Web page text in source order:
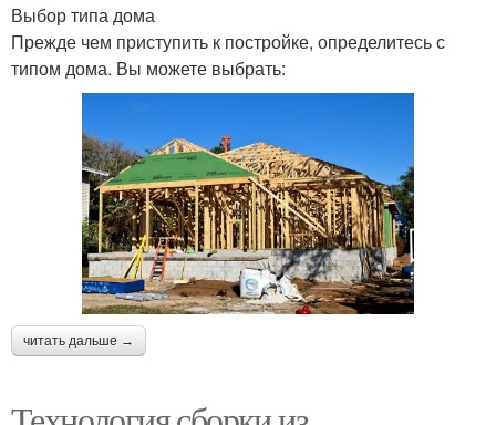
Выбор типа дома
Прежде чем приступить к постройке, определитесь с
типом дома. Вы можете выбрать:
читать дальше →